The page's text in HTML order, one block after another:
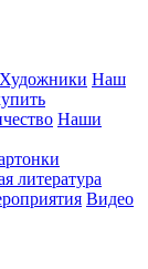
Наш
Наши
литература
Видео